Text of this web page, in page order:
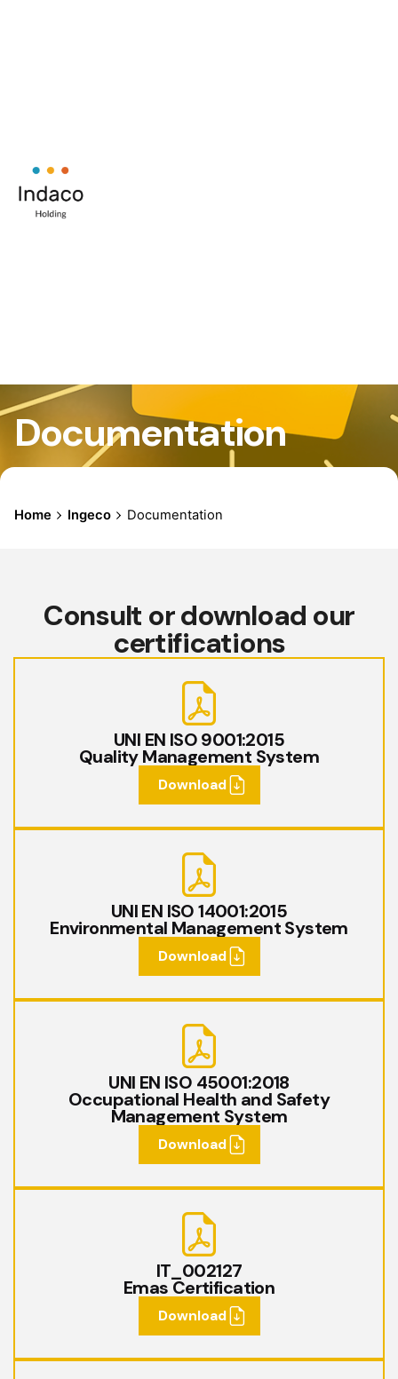
Documentation
Home Ingeco Documentation
Consult or download our
certifications
UNI EN ISO 9001:2015
Quality Management System
Download
UNI EN ISO 14001:2015
Environmental Management System
Download
UNI EN ISO 45001:2018
Occupational Health and Safety
Management System
Download
IT_002127
Emas Certification
Download